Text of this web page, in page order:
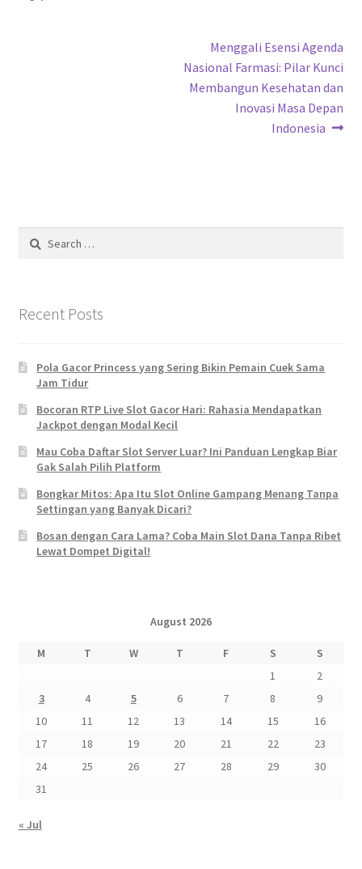
Next
post:
Menggali Esensi Agenda
Nasional Farmasi: Pilar Kunci
Membangun Kesehatan dan
Inovasi Masa Depan
Indonesia
Search
Recent Posts
Pola Gacor Princess yang Sering Bikin Pemain Cuek Sama
Jam Tidur
Bocoran RTP Live Slot Gacor Hari: Rahasia Mendapatkan
Jackpot dengan Modal Kecil
Mau Coba Daftar Slot Server Luar? Ini Panduan Lengkap Biar
Gak Salah Pilih Platform
Bongkar Mitos: Apa Itu Slot Online Gampang Menang Tanpa
Settingan yang Banyak Dicari?
Bosan dengan Cara Lama? Coba Main Slot Dana Tanpa Ribet
Lewat Dompet Digital!
August 2026
M T W T F S
S
1
2
3
4 5 6 7 8
9
10
11 12 13 14 15
16
17
18 19 20 21 22
23
24
25 26 27 28 29
30
31
« Jul